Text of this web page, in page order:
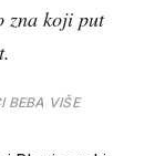
zna koji put
BEBA VIŠE